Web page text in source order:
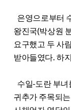
은영으로부터
왕진국(박상원
요구했고 두 사
받아들였다. 하
수일-도란 부
귀추가 주목되